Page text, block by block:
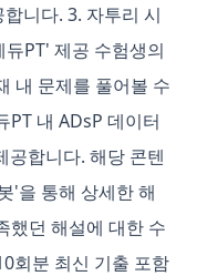
니다. 3. 자투리 시
PT' 제공 수험생의
내 문제를 풀어볼 수
PT 내 ADsP 데이터
공합니다. 해당 콘텐
'을 통해 상세한 해
했던 해설에 대한 수
회분 최신 기출 포함